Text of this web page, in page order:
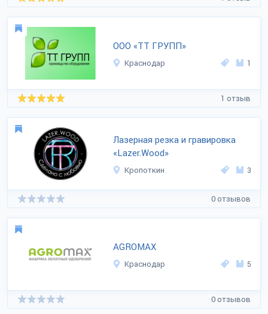
ООО «ТТ ГРУПП»
Краснодар 1
1 отзыв
Лазерная резка и гравировка
«Lazer.Wood»
Кропоткин 3
0 отзывов
AGROMAX
Краснодар 5
0 отзывов